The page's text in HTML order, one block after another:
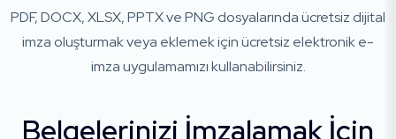
PDF, DOCX, XLSX, PPTX ve PNG dosyalarında ücretsiz dijital
imza oluşturmak veya eklemek için ücretsiz elektronik e-
imza uygulamamızı kullanabilirsiniz.
Belgelerinizi İmzalamak İçin